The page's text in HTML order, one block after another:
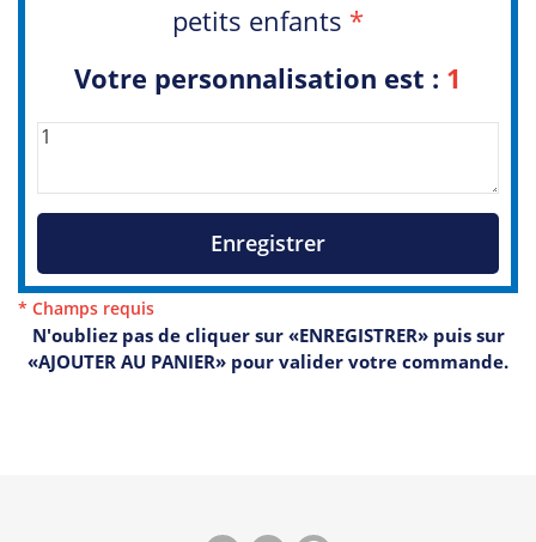
petits enfants *
Votre personnalisation est : 1
Enregistrer
* Champs requis
N'oubliez pas de cliquer sur «ENREGISTRER» puis sur
«AJOUTER AU PANIER» pour valider votre commande.